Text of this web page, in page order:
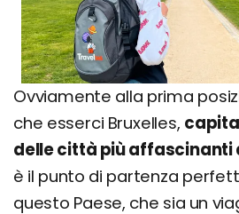
Ovviamente alla prima
che esserci Bruxelles,
delle città più affascinanti
è il punto di partenza
questo Paese, che sia un